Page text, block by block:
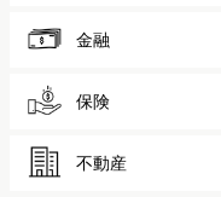
金融
保険
不動産